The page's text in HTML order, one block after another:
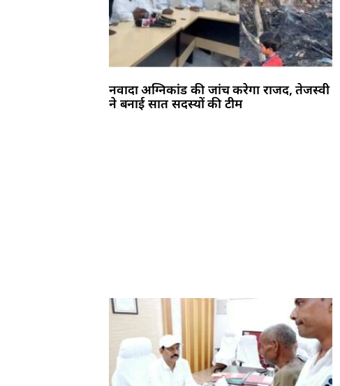
नवादा अग्निकांड की जांच करेगा राजद, तेजस्वी
ने बनाई सात सदस्यों की टीम